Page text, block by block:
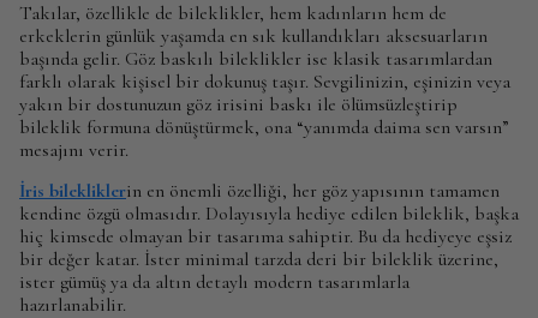
Takılar, özellikle de bileklikler, hem kadınların hem de
erkeklerin günlük yaşamda en sık kullandıkları aksesuarların
başında gelir. Göz baskılı bileklikler ise klasik tasarımlardan
farklı olarak kişisel bir dokunuş taşır. Sevgilinizin, eşinizin veya
yakın bir dostunuzun göz irisini baskı ile ölümsüzleştirip
bileklik formuna dönüştürmek, ona “yanımda daima sen varsın”
mesajını verir.
İris bilekliklerin en önemli özelliği, her göz yapısının tamamen
kendine özgü olmasıdır. Dolayısıyla hediye edilen bileklik, başka
hiç kimsede olmayan bir tasarıma sahiptir. Bu da hediyeye eşsiz
bir değer katar. İster minimal tarzda deri bir bileklik üzerine,
ister gümüş ya da altın detaylı modern tasarımlarla
hazırlanabilir.